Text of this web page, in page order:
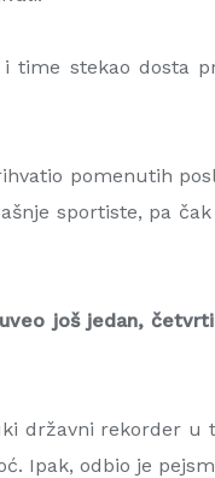
time stekao dosta
pomenutih
sportiste, pa
još jedan,
državni rekorder
Ipak, odbio je